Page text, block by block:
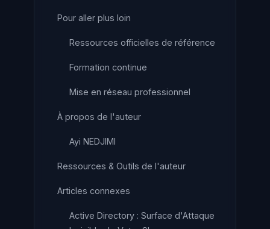
Pour aller plus loin
Ressources officielles de référence
Formation continue
Mise en réseau professionnel
À propos de l'auteur
Ayi NEDJIMI
Ressources & Outils de l'auteur
Articles connexes
Active Directory : Surface d'Attaque